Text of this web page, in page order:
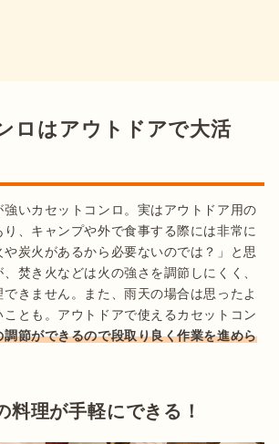
ロはアウトドアで大活
いカセットコンロ。実はアウトドア用の
、キャンプや外で食事する際には非常に
炭火があるから必要ないのでは？」と思
焚き火などは火の強さを調節しにくく、
きません。また、雨天の場合は思ったよ
ことも。アウトドアで使えるカセットコン
調節ができるので段取り良く作業を進めら
料理が手軽にできる！